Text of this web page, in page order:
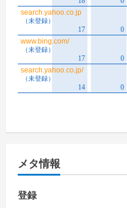
メタ情報
登録